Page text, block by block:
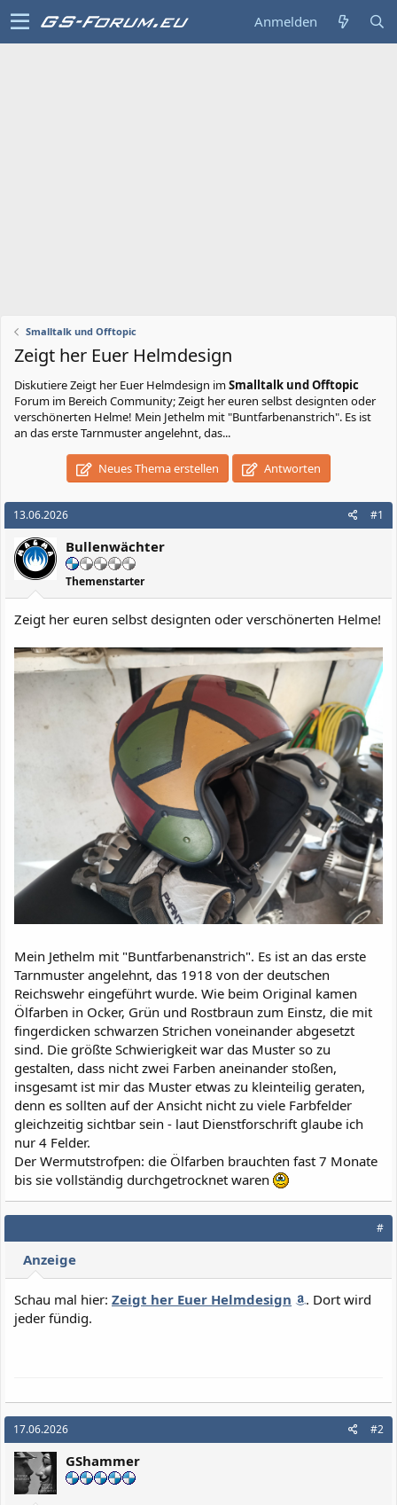
Anmelden
Smalltalk und Offtopic
Zeigt her Euer Helmdesign
DiskutiereZeigt her Euer Helmdesign imSmalltalk und Offtopic
Forum im Bereich Community; Zeigt her euren selbst designten oder
verschönerten Helme! Mein Jethelm mit "Buntfarbenanstrich". Es ist
an das erste Tarnmuster angelehnt, das...
Neues Thema erstellen Antworten
13.06.2026 #1
Bullenwächter
Themenstarter
Zeigt her euren selbst designten oder verschönerten Helme!
Mein Jethelm mit "Buntfarbenanstrich". Es ist an das erste
Tarnmuster angelehnt, das 1918 von der deutschen
Reichswehr eingeführt wurde. Wie beim Original kamen
Ölfarben in Ocker, Grün und Rostbraun zum Einstz, die mit
fingerdicken schwarzen Strichen voneinander abgesetzt
sind. Die größte Schwierigkeit war das Muster so zu
gestalten, dass nicht zwei Farben aneinander stoßen,
insgesamt ist mir das Muster etwas zu kleinteilig geraten,
denn es sollten auf der Ansicht nicht zu viele Farbfelder
gleichzeitig sichtbar sein - laut Dienstforschrift glaube ich
nur 4 Felder.
Der Wermutstrofpen: die Ölfarben brauchten fast 7 Monate
bis sie vollständig durchgetrocknet waren
#
Anzeige
Schau mal hier: Zeigt her Euer Helmdesign
. Dort wird
jeder fündig.
17.06.2026 #2
GShammer